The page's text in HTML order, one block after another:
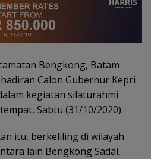
Bengkong, Batam
Calon Gubernur Kepri
kegiatan silaturahmi
Sabtu (31/10/2020).
itu, berkeliling di wilayah
lain Bengkong Sadai,